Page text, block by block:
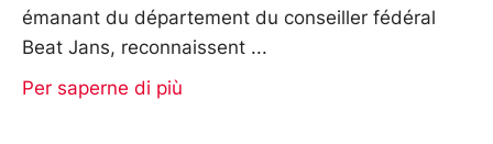
émanant du département du conseiller fédéral
Beat Jans, reconnaissent
Per saperne di più